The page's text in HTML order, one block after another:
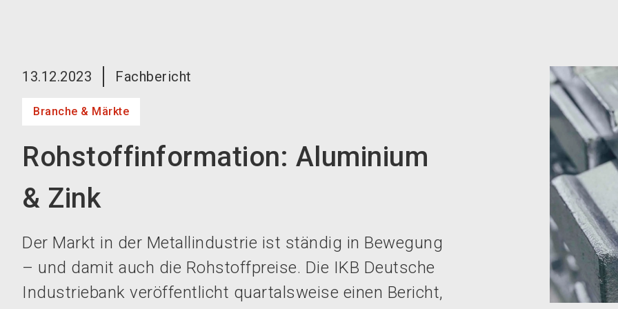
13.12.2023 Fachbericht
Branche & Märkte
Rohstoffinformation: Aluminium
& Zink
Der Markt in der Metallindustrie ist ständig in Bewegung
– und damit auch die Rohstoffpreise. Die IKB Deutsche
Industriebank veröffentlicht quartalsweise einen Bericht,